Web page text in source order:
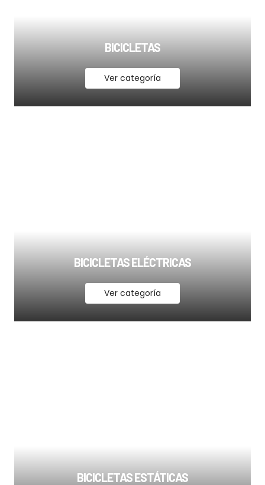
BICICLETAS
Ver categoría
BICICLETAS ELÉCTRICAS
Ver categoría
BICICLETAS ESTÁTICAS